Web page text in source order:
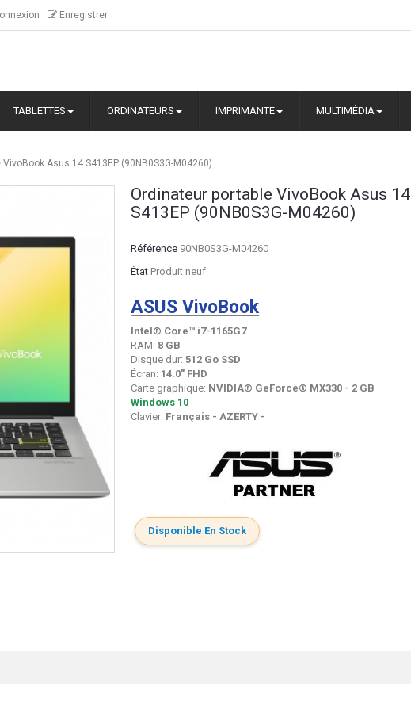
Enregistrer
TABLETTES ORDINATEURS IMPRIMANTE MULTIMÉDIA
Asus 14 S413EP (90NB0S3G-M04260)
Ordinateur portable VivoBook Asus 14
S413EP (90NB0S3G-M04260)
Référence 90NB0S3G-M04260
État Produit neuf
ASUS VivoBook
Intel® Core™ i7-1165G7
RAM: 8 GB
Disque dur:512 Go SSD
Écran: 14.0" FHD
Carte graphique: NVIDIA® GeForce® MX330 - 2 GB
Windows 10
Clavier: Français - AZERTY -
Disponible En Stock